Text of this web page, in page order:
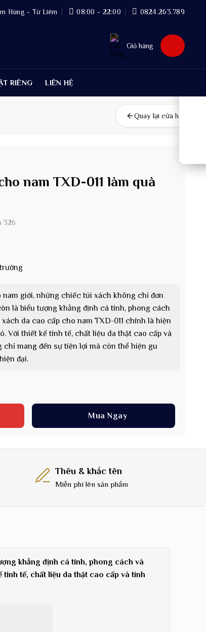
Hùng - Từ Liêm 08:00 - 22:00 0824.263.789
Giỏ hàng
RIÊNG LIÊN HỆ
Quay lại cửa hàng
nam TXD-011 làm quà
326
giới, những chiếc túi xách không chỉ đơn
là biểu tượng khẳng định cá tính, phong cách
da cao cấp cho nam TXD-011 chính là hiện
Với thiết kế tinh tế, chất liệu da thật cao cấp và
chỉ mang đến sự tiện lợi mà còn thể hiện gu
đại.
TXD-011 làm quà tặng số lượng
Mua Ngay
Thêu & khắc tên
Miễn phí lên sản phẩm
khẳng định cá tính, phong cách và
tế, chất liệu da thật cao cấp và tính